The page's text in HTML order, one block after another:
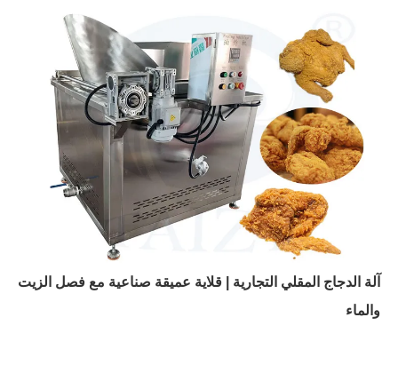
آلة الدجاج المقلي التجارية | قلاية عميقة صناعية مع فصل الزيت
والماء